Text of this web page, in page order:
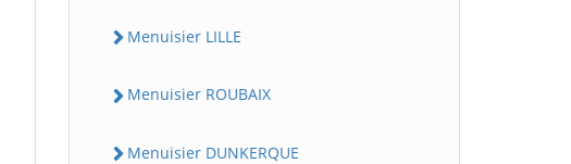
Menuisier LILLE
Menuisier ROUBAIX
Menuisier DUNKERQUE